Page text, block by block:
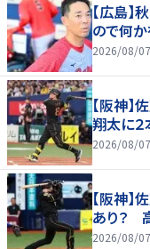
【広島
ので何
2026/08/
【阪神
翔太に
2026/08/
【阪神
あり？
2026/08/